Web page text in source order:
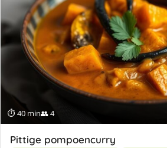
⏱ 40 min👥 4
Pittige pompoencurry